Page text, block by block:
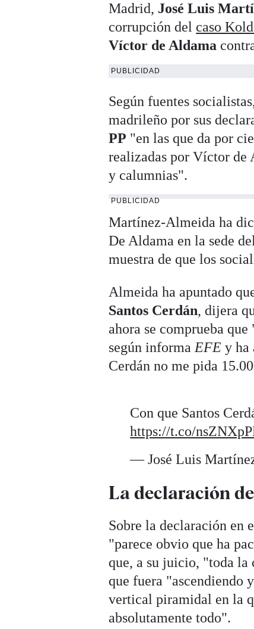
Madrid, José Luis
corrupción del caso
Víctor de Aldama
PUBLICIDAD
Según fuentes
madrileño por sus
PP "en las que da por
realizadas por Víctor de
y calumnias".
PUBLICIDAD
Martínez-Almeida ha
De Aldama en la sede
muestra de que los
Almeida ha apuntado
Santos Cerdán, dijera
ahora se comprueba
según informa EFE y ha
Cerdán no me pida
Con que Santos
https://t.co/
— José Luis
La declaración
Sobre la declaración en
"parece obvio que ha
que, a su juicio, "toda la
que fuera "ascendiendo
vertical piramidal en la
absolutamente todo".